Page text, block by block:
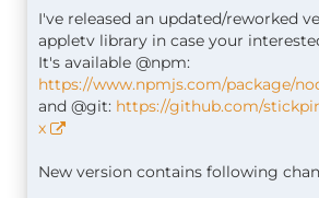
I've released an updated/reworked
appletv library in case your
It's available @npm:
https://www.npmjs.com/package/
and @git: https://github.com/
x
New version contains following